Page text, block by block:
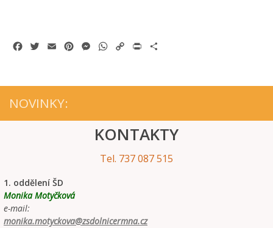
FacebookTwitterEmail PinterestMessenger
WhatsApp
Copy
Print
NOVINKY:
KONTAKTY
Tel. 737 087 515
1. oddělení ŠD
Monika Motyčková
e-mail:
monika.motyckova@zsdolnicermna.cz